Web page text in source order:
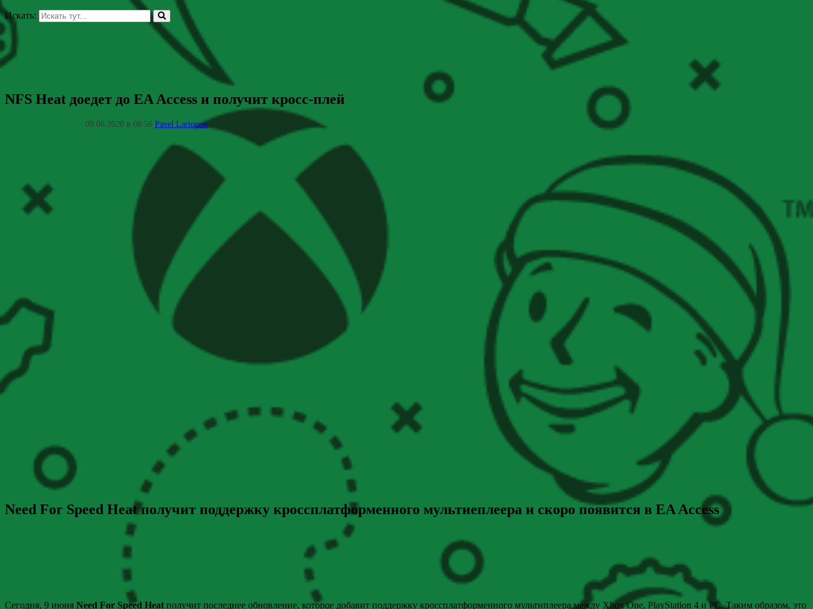
Искать:
NFS Heat доедет до EA Access и получит кросс-плей
09.06.2020 в 08:56 Pavel Larionov
Need For Speed Heat получит поддержку кроссплатформенного мультиеплеера и скоро появится в EA Access
Сегодня, 9 июня Need For Speed Heat получит последнее обновление, которое добавит поддержку кроссплатформенного мультиплеера между Xbox One, PlayStation 4 и РС. Таким образом, это